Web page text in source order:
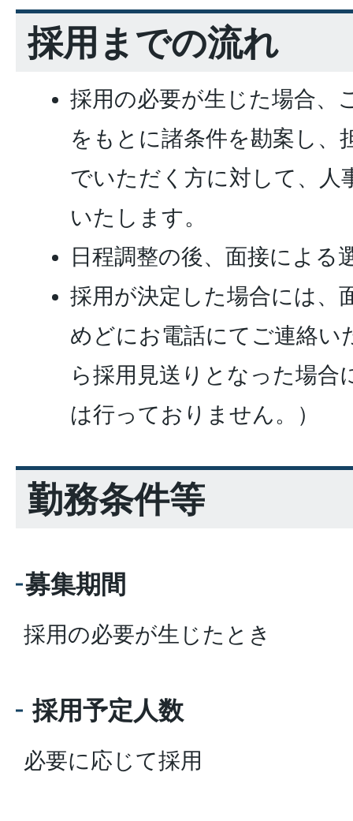
採用までの流れ
採用の必要が生じた場合、
をもとに諸条件を勘案し、
でいただく方に対して、人
いたします。
日程調整の後、面接による
採用が決定した場合には、
めどにお電話にてご連絡い
ら採用見送りとなった場合
は行っておりません。）
勤務条件等
募集期間
採用の必要が生じたとき
採用予定人数
必要に応じて採用